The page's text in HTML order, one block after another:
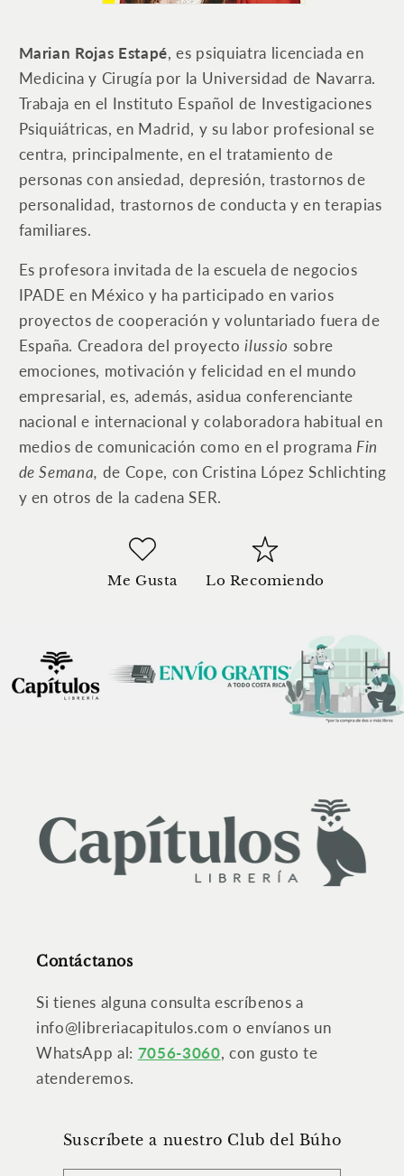
Marian Rojas Estapé, es psiquiatra licenciada en
Medicina y Cirugía por la Universidad de Navarra.
Trabaja en el Instituto Español de Investigaciones
Psiquiátricas, en Madrid, y su labor profesional se
centra, principalmente, en el tratamiento de
personas con ansiedad, depresión, trastornos de
personalidad, trastornos de conducta y en terapias
familiares.
Es profesora invitada de la escuela de negocios
IPADE en México y ha participado en varios
proyectos de cooperación y voluntariado fuera de
España. Creadora del proyectoilussio sobre
emociones, motivación y felicidad en el mundo
empresarial, es, además, asidua conferenciante
nacional e internacional y colaboradora habitual en
medios de comunicación como en el programa Fin
de Semana, de Cope, con Cristina López Schlichting
y en otros de la cadena SER.
Me Gusta Lo Recomiendo
Contáctanos
Si tienes alguna consulta escríbenos a
info@libreriacapitulos.com o envíanos un
WhatsApp al: 7056-3060, con gusto te
atenderemos.
Suscríbete a nuestro Club del Búho